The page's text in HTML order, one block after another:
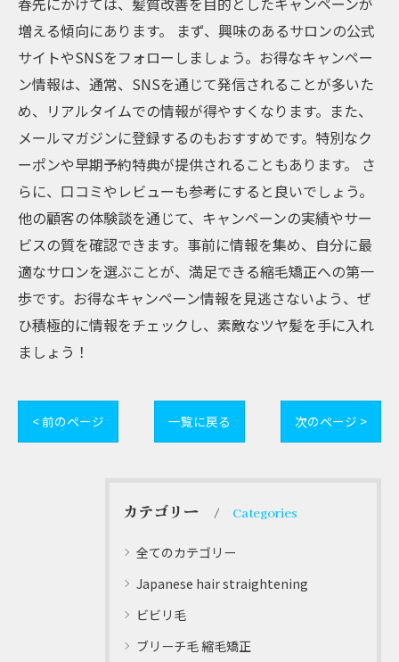
増える傾向にあります。 まず、興味のあるサロンの公式
サイトやSNSをフォローしましょう。お得なキャンペー
ン情報は、通常、SNSを通じて発信されることが多いた
め、リアルタイムでの情報が得やすくなります。また、
メールマガジンに登録するのもおすすめです。特別なク
ーポンや早期予約特典が提供されることもあります。 さ
らに、口コミやレビューも参考にすると良いでしょう。
他の顧客の体験談を通じて、キャンペーンの実績やサー
ビスの質を確認できます。事前に情報を集め、自分に最
適なサロンを選ぶことが、満足できる縮毛矯正への第一
歩です。お得なキャンペーン情報を見逃さないよう、ぜ
ひ積極的に情報をチェックし、素敵なツヤ髪を手に入れ
ましょう！
< 前のページ 一覧に戻る 次のページ >
カテゴリー Categories
全てのカテゴリー
Japanese hair straightening
ビビリ毛
ブリーチ毛 縮毛矯正